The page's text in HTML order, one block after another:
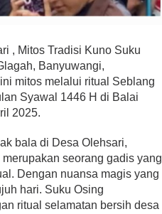
, Mitos Tradisi Kuno Suku
Banyuwangi,
mitos melalui ritual Seblang
Syawal 1446 H di Balai
2025.
bala di Desa Olehsari,
seorang gadis yang
Dengan nuansa magis yang
hari. Suku Osing
ritual selamatan bersih desa